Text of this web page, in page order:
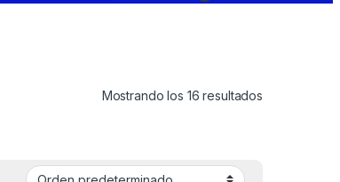
Mostrando los 16 resultados